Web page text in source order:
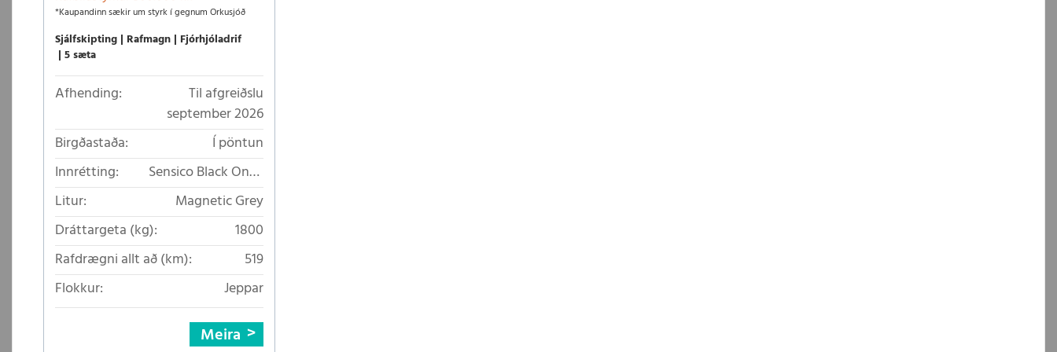
*Kaupandinn sækir um styrk í gegnum Orkusjóð
Sjálfskipting Rafmagn Fjórhjóladrif
5 sæta
Afhending:
Til afgreiðslu
september 2026
Birgðastaða:
Í pöntun
Innrétting:
Sensico Black Onyx
leðurlíki
Litur:
Magnetic Grey
Dráttargeta (kg):
1800
Rafdrægni allt að (km):
519
Flokkur:
Jeppar
Meira